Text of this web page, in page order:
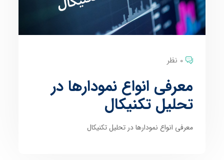
0 نظر
معرفی انواع نمودارها در
تحلیل تکنیکال
معرفی انواع نمودارها در تحلیل تکنیکال